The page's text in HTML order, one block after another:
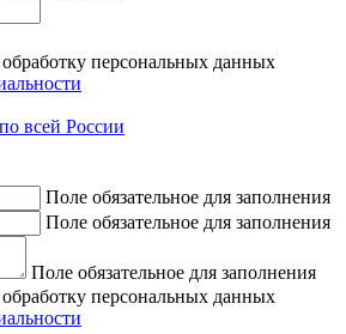
персональных данных
всей России
Поле обязательное для заполнения
Поле обязательное для заполнения
Поле обязательное для заполнения
персональных данных